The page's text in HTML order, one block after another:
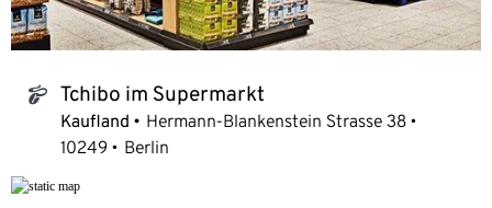
tchibo_logo Tchibo im Supermarkt
Kaufland
Hermann-Blankenstein Strasse 38
10249
Berlin